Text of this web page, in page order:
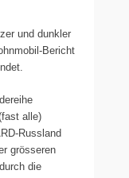
und dunkler
Bericht
alle)
Russland
grösseren
die